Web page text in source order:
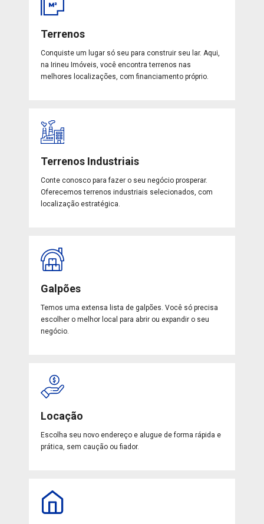
Terrenos
Conquiste um lugar só seu para construir seu lar. Aqui,
na Irineu Imóveis, você encontra terrenos nas
melhores localizações, com financiamento próprio.
Terrenos Industriais
Conte conosco para fazer o seu negócio prosperar.
Oferecemos terrenos industriais selecionados, com
localização estratégica.
Galpões
Temos uma extensa lista de galpões. Você só precisa
escolher o melhor local para abrir ou expandir o seu
negócio.
Locação
Escolha seu novo endereço e alugue de forma rápida e
prática, sem caução ou fiador.